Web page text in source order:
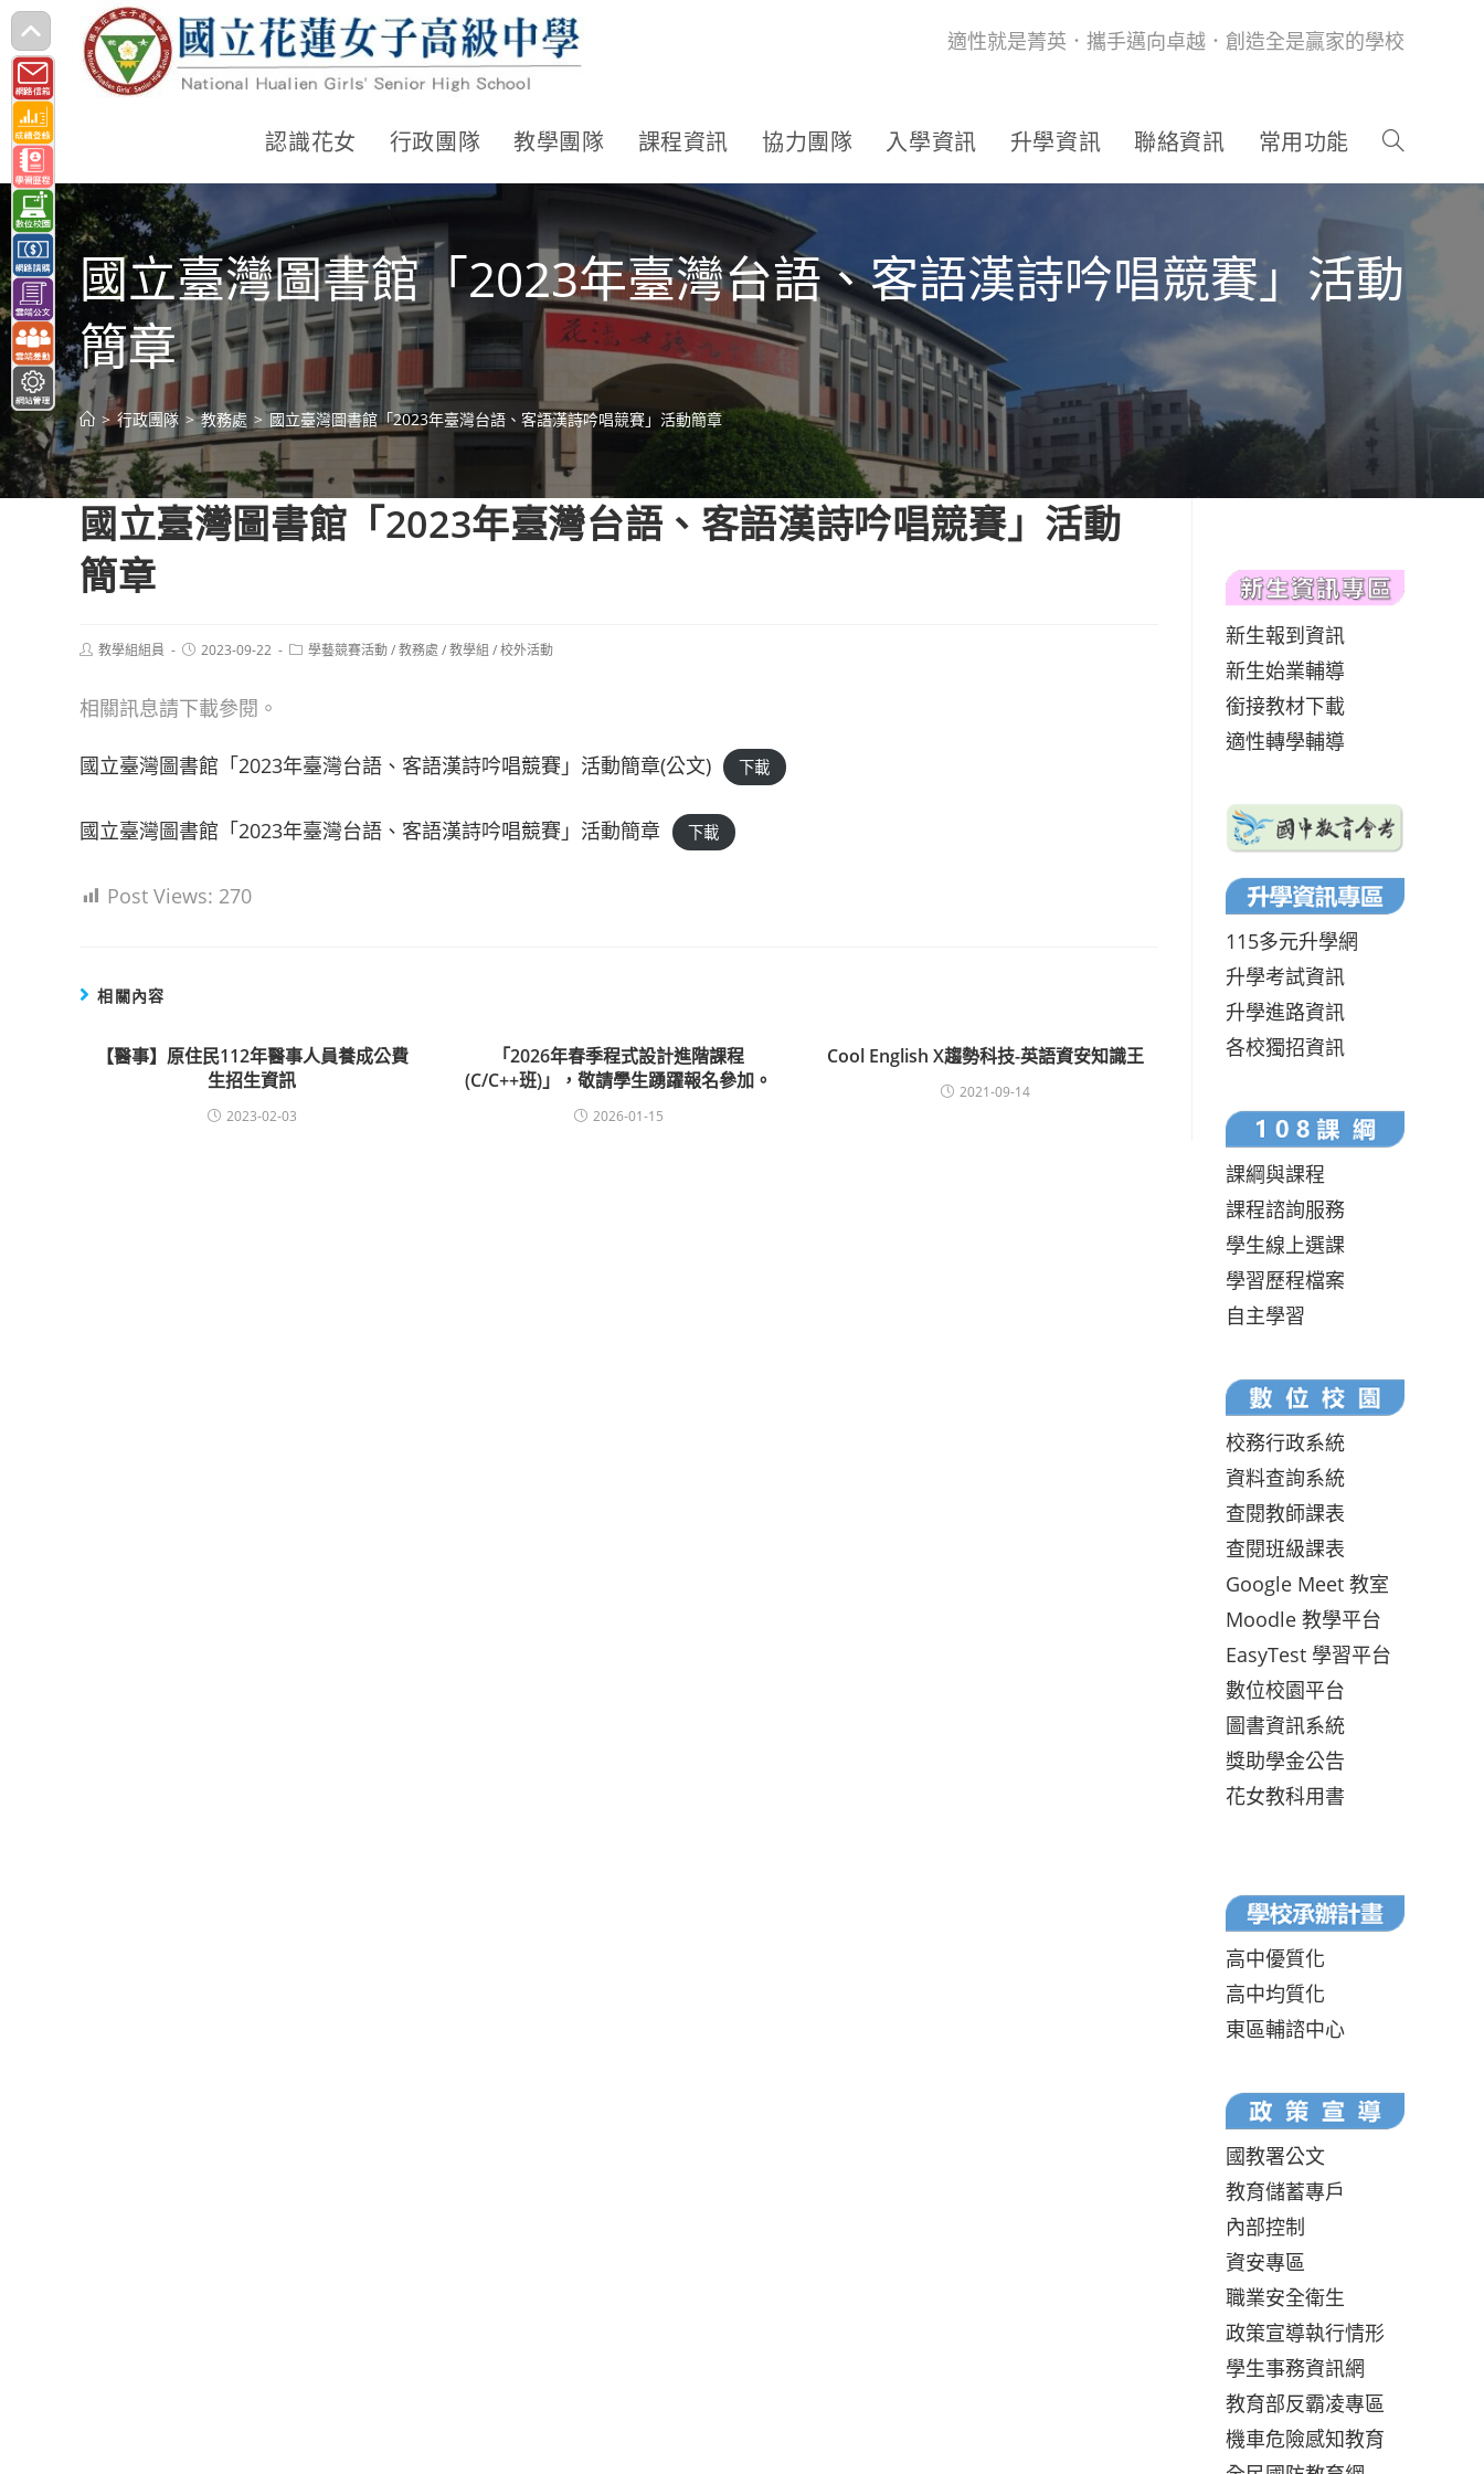
跳
轉
至
主
要
內
容
適性就是菁英．攜手邁向卓越．創造全是贏家的學校
認識花女 行政團隊 教學團隊 課程資訊 協力團隊 入學資訊 升學資訊 聯絡資訊 常用功能
國立臺灣圖書館「2023年臺灣台語、客語漢詩吟唱競賽」活動
簡章
> 行政團隊 > 教務處 > 國立臺灣圖書館「2023年臺灣台語、客語漢詩吟唱競賽」活動簡章
國立臺灣圖書館「2023年臺灣台語、客語漢詩吟唱競賽」活動
簡章
Post教學組組員
Post2023-09-22
Post學藝競賽活動/教務處 /教學組 /校外活動
相關訊息請下載參閱。
國立臺灣圖書館「2023年臺灣台語、客語漢詩吟唱競賽」活動簡章(公文) 下載
國立臺灣圖書館「2023年臺灣台語、客語漢詩吟唱競賽」活動簡章 下載
Post Views: 270
相關內容
【醫事】原住民112年醫事人員養成公費
生招生資訊
2023-02-03
「2026年春季程式設計進階課程
(C/C++班)」，敬請學生踴躍報名參加。
2026-01-15
Cool English X趨勢科技-英語資安知識王
2021-09-14
新生報到資訊
新生始業輔導
銜接教材下載
適性轉學輔導
115多元升學網
升學考試資訊
升學進路資訊
各校獨招資訊
課綱與課程
課程諮詢服務
學生線上選課
學習歷程檔案
自主學習
校務行政系統
資料查詢系統
查閱教師課表
查閱班級課表
Google Meet 教室
Moodle 教學平台
EasyTest 學習平台
數位校園平台
圖書資訊系統
獎助學金公告
花女教科用書
高中優質化
高中均質化
東區輔諮中心
國教署公文
教育儲蓄專戶
內部控制
資安專區
職業安全衛生
政策宣導執行情形
學生事務資訊網
教育部反霸凌專區
機車危險感知教育